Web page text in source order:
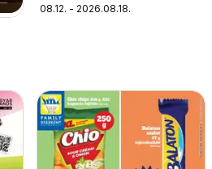
08.12. - 2026.08.18.